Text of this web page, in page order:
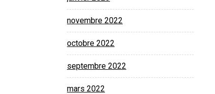
novembre 2022
octobre 2022
septembre 2022
mars 2022